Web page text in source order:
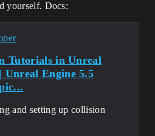
yourself. Docs:
Tutorials in Unreal
Unreal Engine 5.5
and setting up collision